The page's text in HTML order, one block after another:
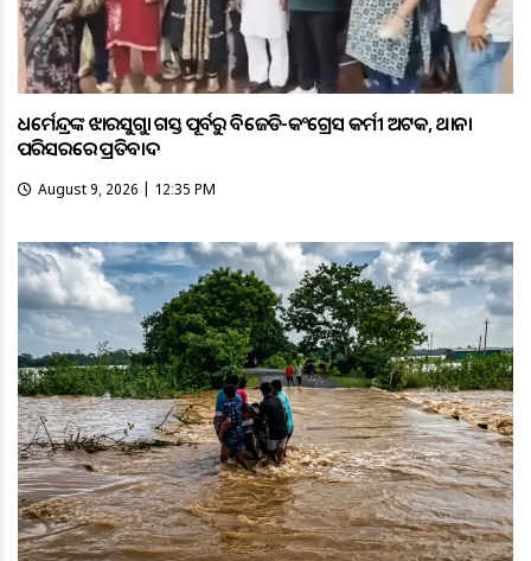
ଧର୍ମେନ୍ଦ୍ରଙ୍କ ଝାରସୁଗୁଡ଼ା ଗସ୍ତ ପୂର୍ବରୁ ବିଜେଡି-କଂଗ୍ରେସ କର୍ମୀ ଅଟକ, ଥାନା
ପରିସରରେ ପ୍ରତିବାଦ
August 9, 2026 | 12:35 PM